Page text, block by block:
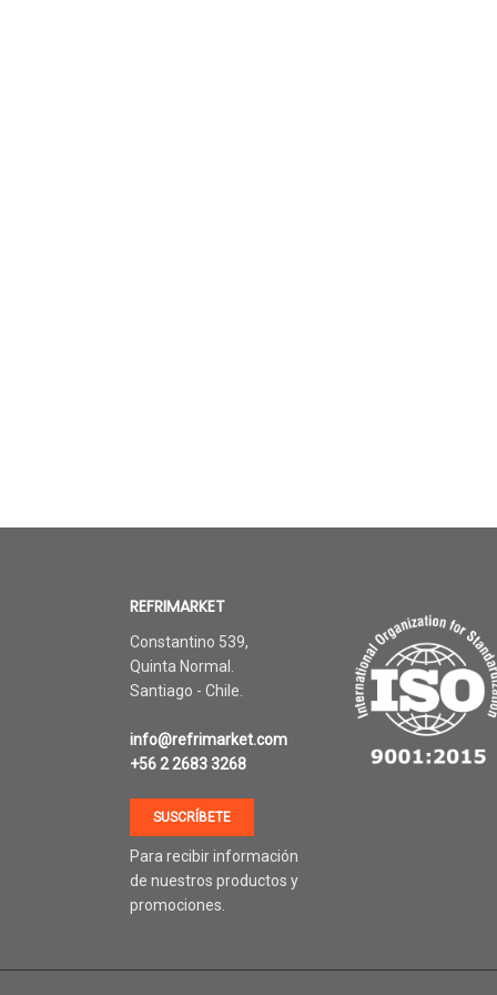
REFRIMARKET
Constantino 539,
Quinta Normal.
Santiago - Chile.
info@refrimarket.com
+56 2 2683 3268
SUSCRÍBETE
Para recibir información
de nuestros productos y
promociones.